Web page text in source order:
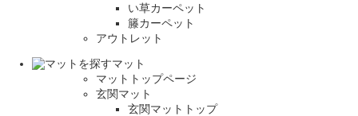
い草カーペット
籐カーペット
アウトレット
マット
マットトップページ
玄関マット
玄関マットトップ